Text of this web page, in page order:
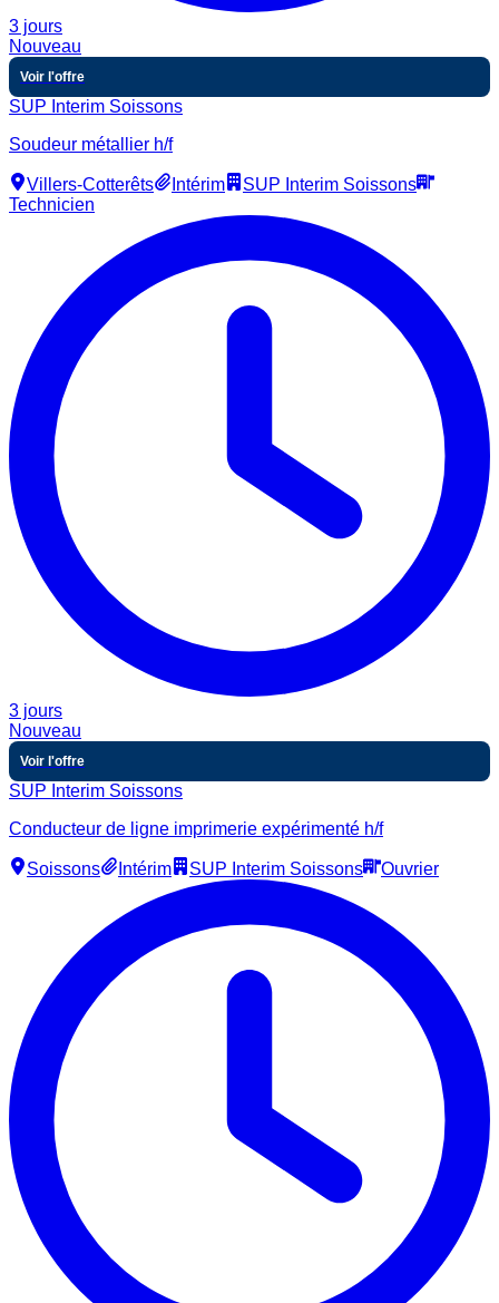
3 jours
Nouveau
Voir l'offre
SUP Interim Soissons
Soudeur métallier h/f
Villers-Cotterêts Intérim
SUP Interim Soissons
Technicien
3 jours
Nouveau
Voir l'offre
SUP Interim Soissons
Conducteur de ligne imprimerie expérimenté h/f
Soissons Intérim SUP Interim Soissons Ouvrier